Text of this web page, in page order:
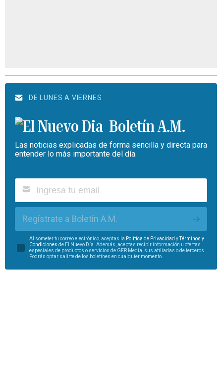
DE LUNES A VIERNES
Boletín A.M.
Las noticias explicadas de forma sencilla y directa para
entender lo más importante del día.
Regístrate a Boletín A.M.
Al someter tu correo electrónico, aceptas la Política de Privacidad yTérminos y
Condiciones de El Nuevo Día. Además, aceptas recibir información u ofertas
especiales de productos o servicios de GFR Media, sus afiliadas o de terceros.
Podrás optar salirte de los boletines en cualquier momento.